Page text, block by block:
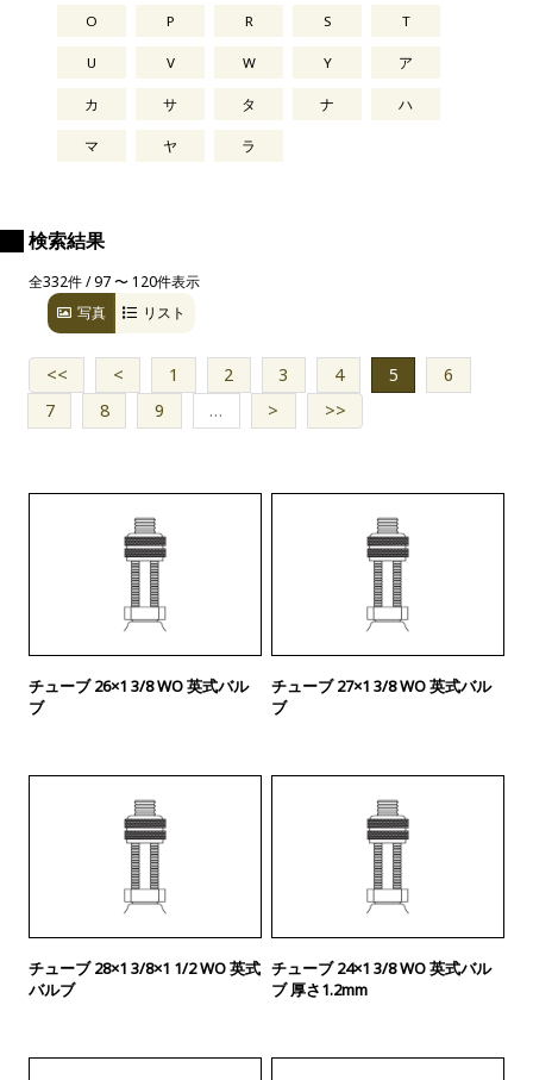
O P R S T
U V W Y ア
カ サ タ ナ ハ
マ ヤ ラ
検索結果
全332件 / 97 〜 120件表示
写真
リスト
<< < 1 2 3 4 5
6
7
8 9 … > >>
チューブ 26×1 3/8 WO 英式バル
ブ
チューブ 27×1 3/8 WO 英式バル
ブ
チューブ 28×1 3/8×1 1/2 WO 英式
バルブ
チューブ 24×1 3/8 WO 英式バル
ブ 厚さ1.2mm